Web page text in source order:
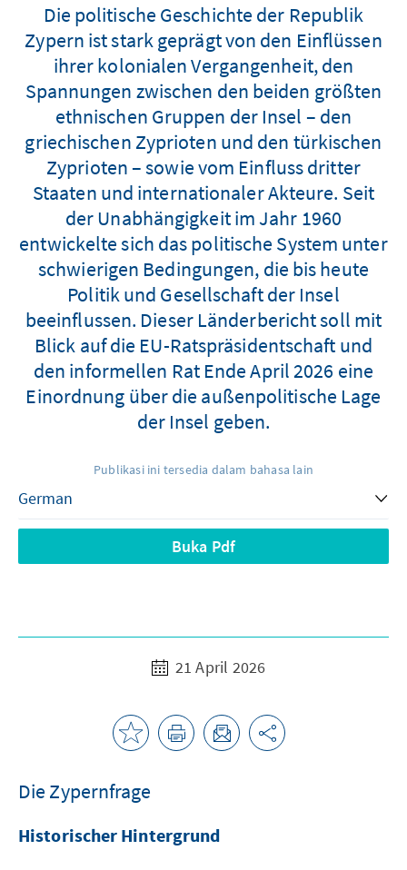
Die politische Geschichte der Republik
Zypern ist stark geprägt von den Einflüssen
ihrer kolonialen Vergangenheit, den
Spannungen zwischen den beiden größten
ethnischen Gruppen der Insel – den
griechischen Zyprioten und den türkischen
Zyprioten – sowie vom Einfluss dritter
Staaten und internationaler Akteure. Seit
der Unabhängigkeit im Jahr 1960
entwickelte sich das politische System unter
schwierigen Bedingungen, die bis heute
Politik und Gesellschaft der Insel
beeinflussen. Dieser Länderbericht soll mit
Blick auf die EU-Ratspräsidentschaft und
den informellen Rat Ende April 2026 eine
Einordnung über die außenpolitische Lage
der Insel geben.
Publikasi ini tersedia dalam bahasa lain
Buka Pdf
21 April 2026
Die Zypernfrage
Historischer Hintergrund